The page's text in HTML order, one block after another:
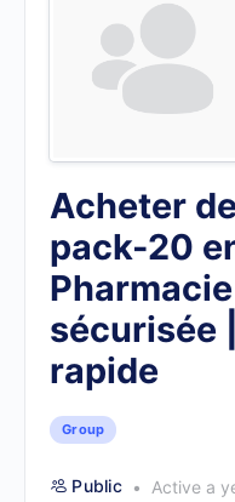
Acheter
pack-20
sécurisée
rapide
Group
Public
Active a